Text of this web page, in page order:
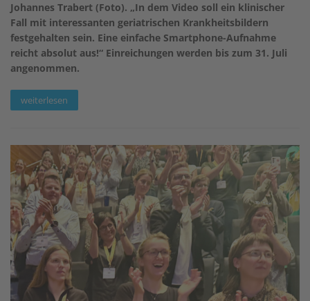
Johannes Trabert (Foto). „In dem Video soll ein klinischer
Fall mit interessanten geriatrischen Krankheitsbildern
festgehalten sein. Eine einfache Smartphone-Aufnahme
reicht absolut aus!“ Einreichungen werden bis zum 31. Juli
angenommen.
weiterlesen